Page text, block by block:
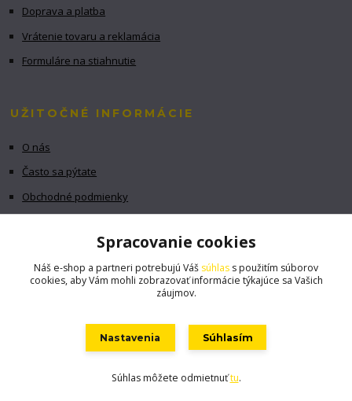
Doprava a platba
Vrátenie tovaru a reklamácia
Formuláre na stiahnutie
UŽITOČNÉ INFORMÁCIE
O nás
Často sa pýtate
Obchodné podmienky
Vytvorené na Eshop-rychlo.sk
Spracovanie cookies
Náš e-shop a partneri potrebujú Váš súhlas s použitím súborov
cookies, aby Vám mohli zobrazovať informácie týkajúce sa Vašich
záujmov.
Nastavenia Súhlasím
Súhlas môžete odmietnuťtu.